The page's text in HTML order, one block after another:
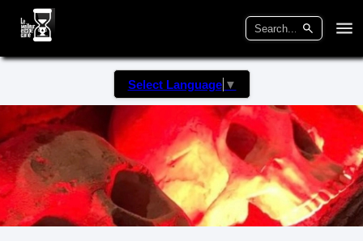
Select Language ▼